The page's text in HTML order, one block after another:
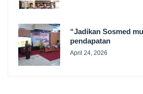
“Jadikan Sosmed
pendapatan
April 24, 2026